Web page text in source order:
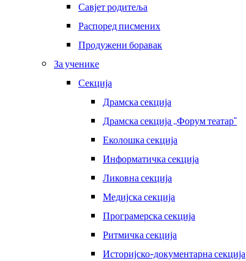
Савјет родитеља
Распоред писмених
Продужени боравак
За ученике
Секција
Драмска секција
Драмска секција ,,Форум театар“
Еколошка секција
Информатичка секција
Ликовна секција
Медијска секција
Програмерска секција
Ритмичка секција
Историјско-документарна секција